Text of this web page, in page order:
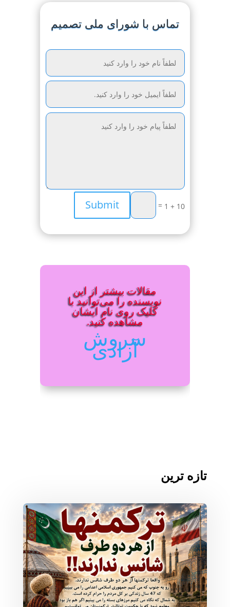
تماس با شورای ملی تصمیم
10 + 1
=
Submit
مقالات بیشتر از این
نویسنده را می‌توانید با
کلیک روی نام ایشان
مشاهده کنید.
سروش
آزادی
تازه ترین